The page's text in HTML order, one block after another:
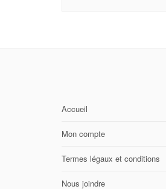
Accueil
Mon compte
Termes légaux et conditions
Nous joindre